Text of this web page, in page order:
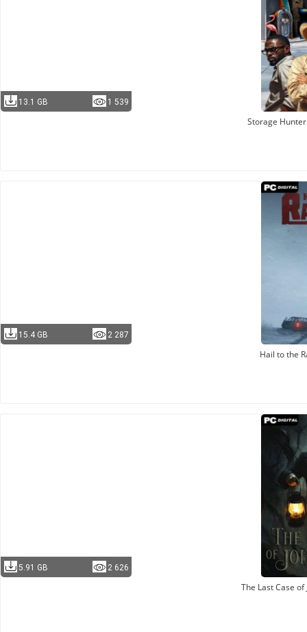
13.1 GB 1 539
Storage
15.4 GB 2 287
Hail to the
5.91 GB 2 626
The Last Case of